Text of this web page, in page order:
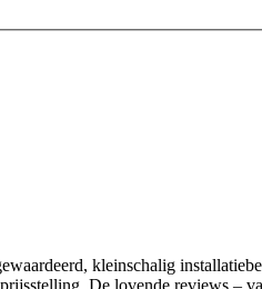
kleinschalig
De lovende reviews –